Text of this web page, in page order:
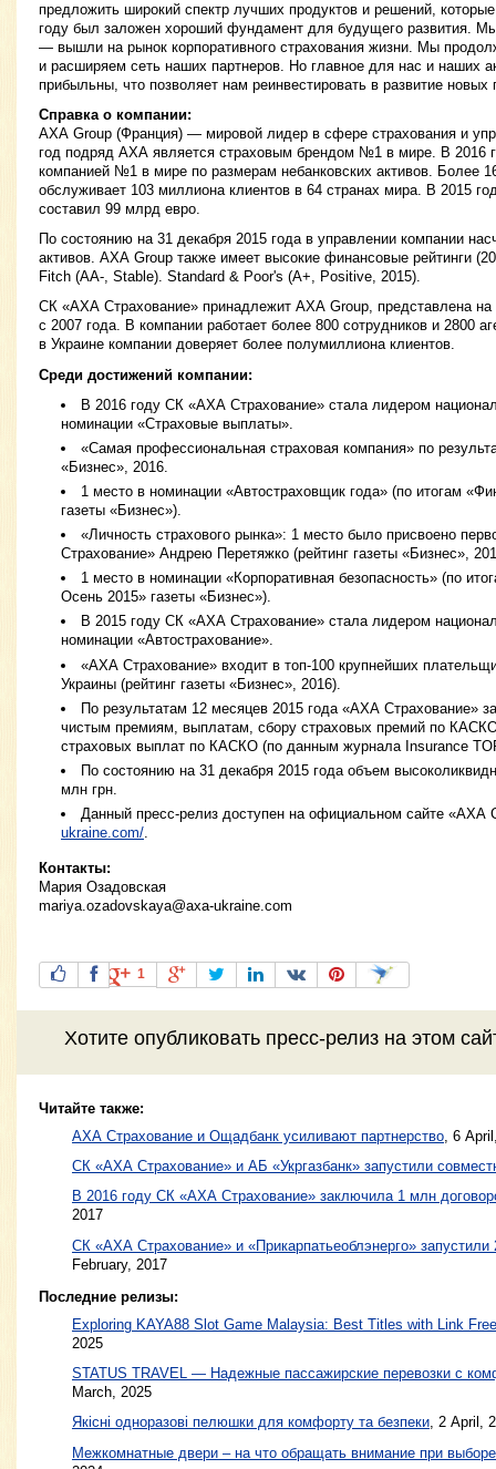
предложить широкий спектр лучших продуктов и решений,
году был заложен хороший фундамент для будущего развития.
— вышли на рынок корпоративного страхования жизни. Мы
и расширяем сеть наших партнеров. Но главное для нас и наших
прибыльны, что позволяет нам реинвестировать в развитие новых
Справка о компании:
АХА Group (Франция) — мировой лидер в сфере страхования и
год подряд АХА является страховым брендом №1 в мире. В 2016
компанией №1 в мире по размерам небанковских активов. Более
обслуживает 103 миллиона клиентов в 64 странах мира. В 2015
составил 99 млрд евро.
По состоянию на 31 декабря 2015 года в управлении компании
активов. АХА Group также имеет высокие финансовые рейтинги
Fitch (AA-, Stable). Standard & Poor's (А+, Positive, 2015).
СК «АХА Страхование» принадлежит АХА Group, представлена на
с 2007 года. В компании работает более 800 сотрудников и 2800
в Украине компании доверяет более полумиллиона клиентов.
Среди достижений компании:
В 2016 году СК «АХА Страхование» стала лидером
номинации «Страховые выплаты».
«Самая профессиональная страховая компания» по
«Бизнес», 2016.
1 место в номинации «Автостраховщик года» (по итогам
газеты «Бизнес»).
«Личность страхового рынка»: 1 место было присвоено
Страхование» Андрею Перетяжко (рейтинг газеты «Бизнес»,
1 место в номинации «Корпоративная безопасность» (по
Осень 2015» газеты «Бизнес»).
В 2015 году СК «АХА Страхование» стала лидером
номинации «Автострахование».
«АХА Страхование» входит в топ-100 крупнейших
Украины (рейтинг газеты «Бизнес», 2016).
По результатам 12 месяцев 2015 года «АХА Страхование»
чистым премиям, выплатам, сбору страховых премий по
страховых выплат по КАСКО (по данным журнала Insurance
По состоянию на 31 декабря 2015 года объем
млн грн.
Данный пресс-релиз доступен на официальном сайте «АХА
ukraine.com/
Контакты:
Мария Озадовская
mariya.ozadovskaya@axa-ukraine.com
1
Хотите опубликовать пресс-релизна этом
Читайте также:
АХА Страхование и Ощадбанк усиливают партнерство 6
СК «АХА Страхование» и АБ «Укргазбанк» запустили
В 2016 году СК «АХА Страхование» заключила 1 млн
2017
СК «АХА Страхование» и «Прикарпатьеоблэнерго» запустили
February, 2017
Последние релизы:
Exploring KAYA88 Slot Game Malaysia: Best Titles with Link
2025
STATUS TRAVEL — Надежные пассажирские перевозки с
March, 2025
Якісні одноразові пелюшки для комфорту та безпеки, 2 April,
Межкомнатные двери – на что обращать внимание при